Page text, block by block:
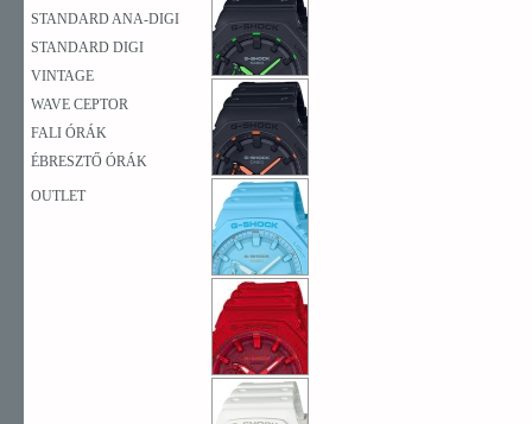
STANDARD ANA-DIGI
STANDARD DIGI
VINTAGE
WAVE CEPTOR
FALI ÓRÁK
ÉBRESZTŐ ÓRÁK
OUTLET